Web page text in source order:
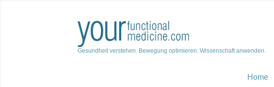
Gesundheit verstehen. Bewegung optimieren. Wissenschaft anwenden.
Home